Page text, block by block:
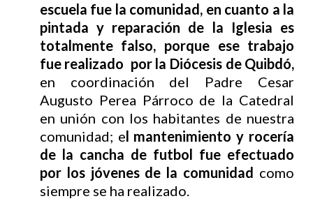
escuela fue la comunidad, en cuanto a la
pintada y reparación de la Iglesia es
totalmente falso, porque ese trabajo
fue realizado por la Diócesis de Quibdó,
en coordinación del Padre Cesar
Augusto Perea Párroco de la Catedral
en unión con los habitantes de nuestra
comunidad; el mantenimiento y rocería
de la cancha de futbol fue efectuado
por los jóvenes de la comunidad como
siempre se ha realizado.